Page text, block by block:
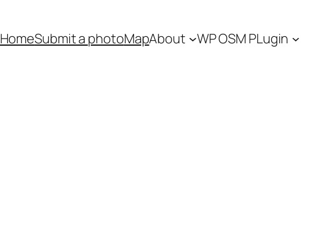
HomeSubmit a photoMapAbout WP OSM PLugin